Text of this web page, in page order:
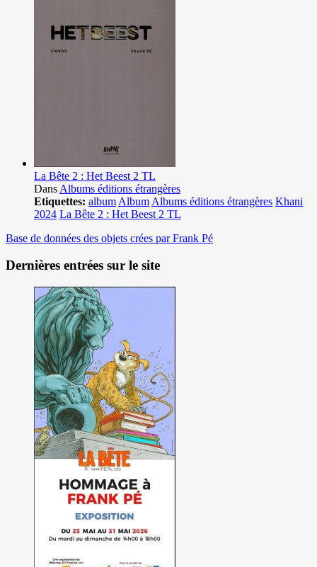
La Bête 2 : Het Beest 2 TL
Dans Albums éditions étrangères
Etiquettes: album Album Albums éditions étrangères Khani
2024 La Bête 2 : Het Beest 2 TL
Base de données des objets crées par Frank Pé
Dernières entrées sur le site